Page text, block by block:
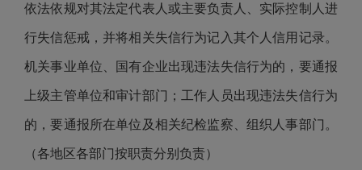
依法依规对其法定代表人或主要负责人、实际控制人进
行失信惩戒，并将相关失信行为记入其个人信用记录。
机关事业单位、国有企业出现违法失信行为的，要通报
上级主管单位和审计部门；工作人员出现违法失信行为
的，要通报所在单位及相关纪检监察、组织人事部门。
（各地区各部门按职责分别负责）